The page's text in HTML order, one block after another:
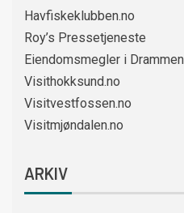
Havfiskeklubben.no
Roy’s Pressetjeneste
Eiendomsmegler i Drammen
Visithokksund.no
Visitvestfossen.no
Visitmjøndalen.no
ARKIV